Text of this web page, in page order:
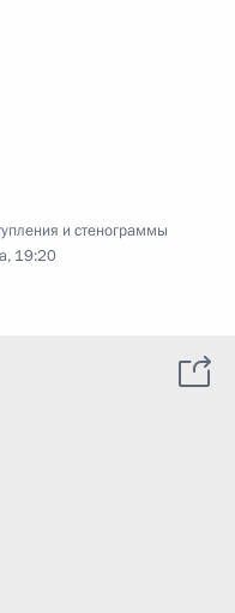
и стенограммы
19:20